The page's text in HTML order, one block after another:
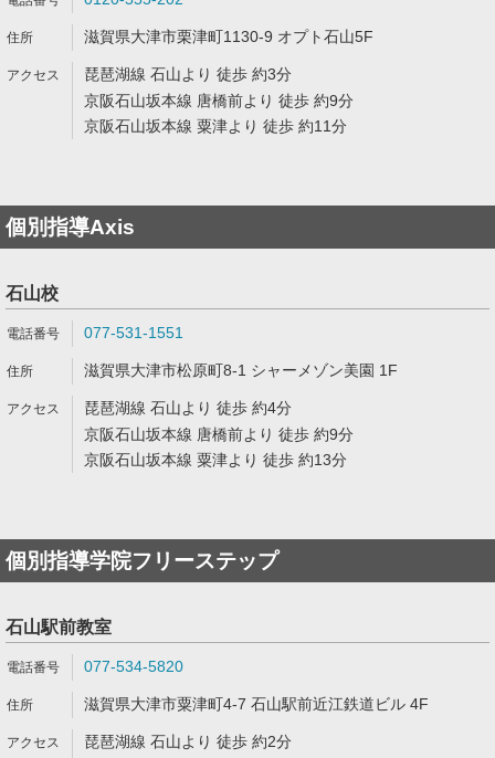
滋賀県大津市栗津町1130-9 オプト石山5F
琵琶湖線 石山より 徒歩 約3分
京阪石山坂本線 唐橋前より 徒歩 約9分
京阪石山坂本線 粟津より 徒歩 約11分
個別指導Axis
石山校
077-531-1551
滋賀県大津市松原町8-1 シャーメゾン美園 1F
琵琶湖線 石山より 徒歩 約4分
京阪石山坂本線 唐橋前より 徒歩 約9分
京阪石山坂本線 粟津より 徒歩 約13分
個別指導学院フリーステップ
石山駅前教室
077-534-5820
滋賀県大津市粟津町4-7 石山駅前近江鉄道ビル 4F
琵琶湖線 石山より 徒歩 約2分